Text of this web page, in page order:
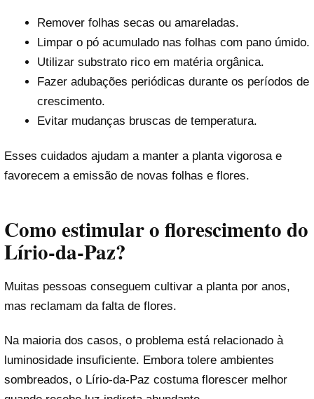
Remover folhas secas ou amareladas.
Limpar o pó acumulado nas folhas com pano úmido.
Utilizar substrato rico em matéria orgânica.
Fazer adubações periódicas durante os períodos de
crescimento.
Evitar mudanças bruscas de temperatura.
Esses cuidados ajudam a manter a planta vigorosa e
favorecem a emissão de novas folhas e flores.
Como estimular o florescimento do
Lírio-da-Paz?
Muitas pessoas conseguem cultivar a planta por anos,
mas reclamam da falta de flores.
Na maioria dos casos, o problema está relacionado à
luminosidade insuficiente. Embora tolere ambientes
sombreados, o Lírio-da-Paz costuma florescer melhor